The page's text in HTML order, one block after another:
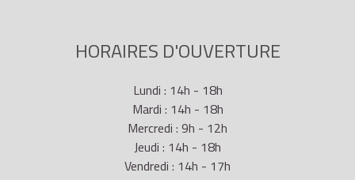
HORAIRES D'OUVERTURE
Lundi : 14h - 18h
Mardi : 14h - 18h
Mercredi : 9h - 12h
Jeudi : 14h - 18h
Vendredi : 14h - 17h